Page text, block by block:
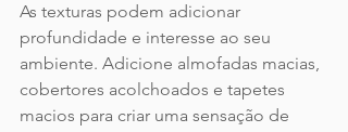
As texturas podem adicionar
profundidade e interesse ao seu
ambiente. Adicione almofadas macias,
cobertores acolchoados e tapetes
macios para criar uma sensação de